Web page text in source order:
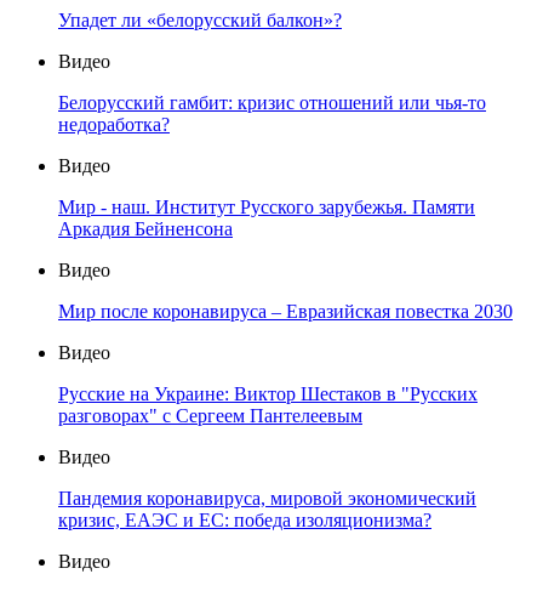
Упадет ли «белорусский балкон»?
Видео
Белорусский гамбит: кризис отношений или чья-то
недоработка?
Видео
Мир - наш. Институт Русского зарубежья. Памяти
Аркадия Бейненсона
Видео
Мир после коронавируса – Евразийская повестка 2030
Видео
Русские на Украине: Виктор Шестаков в "Русских
разговорах" с Сергеем Пантелеевым
Видео
Пандемия коронавируса, мировой экономический
кризис, ЕАЭС и ЕС: победа изоляционизма?
Видео